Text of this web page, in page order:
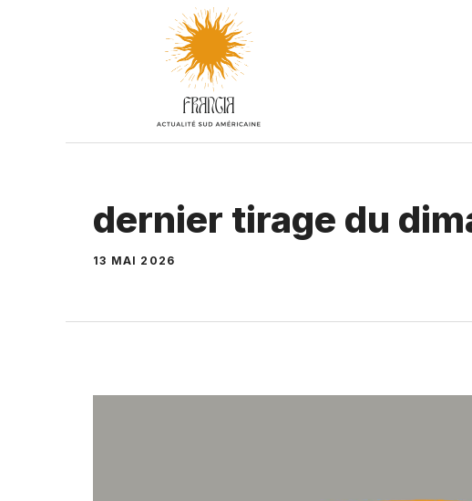
dernier tirage du
13 MAI 2026